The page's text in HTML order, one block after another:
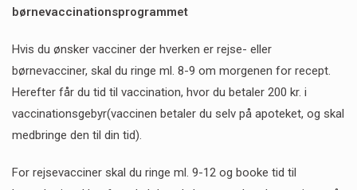
børnevaccinationsprogrammet
Hvis du ønsker vacciner der hverken er rejse- eller
børnevacciner, skal du ringe ml. 8-9 om morgenen for recept.
Herefter får du tid til vaccination, hvor du betaler 200 kr. i
vaccinationsgebyr(vaccinen betaler du selv på apoteket, og skal
medbringe den til din tid).
For rejsevacciner skal du ringe ml. 9-12 og booke tid til